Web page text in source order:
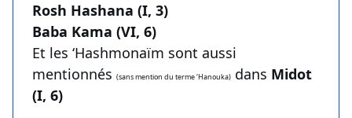
Rosh Hashana (I, 3)
Baba Kama (VI, 6)
Et les ‘Hashmonaïm sont aussi
mentionnés (sans mention du terme ‘Hanouka) dans Midot
(I, 6)